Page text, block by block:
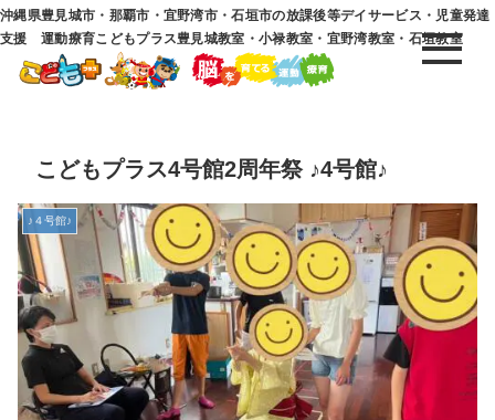
沖縄県豊見城市・那覇市・宜野湾市・石垣市の放課後等デイサービス・児童発達
支援 運動療育こどもプラス豊見城教室・小禄教室・宜野湾教室・石垣教室
こどもプラス4号館2周年祭 ♪4号館♪
♪４号館♪